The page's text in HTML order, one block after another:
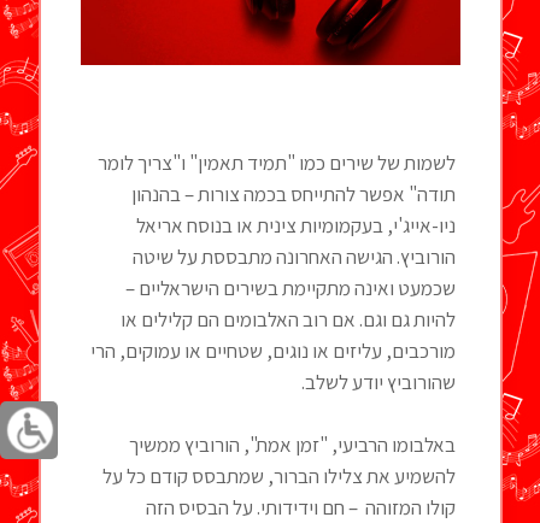
לשמות של שירים כמו "תמיד תאמין" ו"צריך לומר
תודה" אפשר להתייחס בכמה צורות – בהנהון
ניו-אייג'י, בעקמומיות צינית או בנוסח אריאל
הורוביץ. הגישה האחרונה מתבססת על שיטה
שכמעט ואינה מתקיימת בשירים הישראליים –
להיות גם וגם. אם רוב האלבומים הם קלילים או
מורכבים, עליזים או נוגים, שטחיים או עמוקים, הרי
שהורוביץ יודע לשלב.
באלבומו הרביעי, "זמן אמת", הורוביץ ממשיך
להשמיע את צלילו הברור, שמתבסס קודם כל על
קולו המזוהה – חם וידידותי. על הבסיס הזה